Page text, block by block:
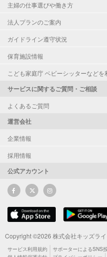
主婦の仕事選びや働き方
法人プランのご案内
ガイドライン遵守状況
保育施設情報
こども家庭庁 ベビーシッターなど
サービスに関するご質問・ご相談
よくあるご質問
運営会社
企業情報
採用情報
公式アカウント
Copyright ©2026 株式会社キッズラ
サービス利用規約 サポーターによるSNS